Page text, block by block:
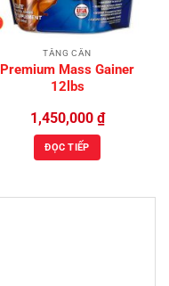
TĂNG CÂN
Premium Mass Gainer
12lbs
1,450,000 ₫
ĐỌC TIẾP